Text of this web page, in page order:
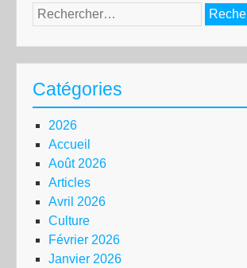
Rechercher :
Catégories
2026
Accueil
Août 2026
Articles
Avril 2026
Culture
Février 2026
Janvier 2026